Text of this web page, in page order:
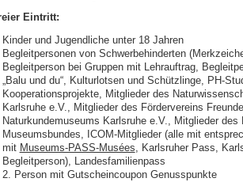
Eintritt:
Kinder und Jugendliche unter 18 Jahren
Begleitpersonen von Schwerbehinderten
Begleitperson bei Gruppen mit Lehrauftrag,
„Balu und du“, Kulturlotsen und Schützlinge, PH-
Kooperationsprojekte, Mitglieder des
Karlsruhe e.V., Mitglieder des Fördervereins
Naturkundemuseums Karlsruhe e.V., Mitglieder des
Museumsbundes, ICOM-Mitglieder (alle mit
mit Museums-PASS-Musées, Karlsruher Pass,
Begleitperson), Landesfamilienpass
2. Person mit Gutscheincoupon Genusspunkte